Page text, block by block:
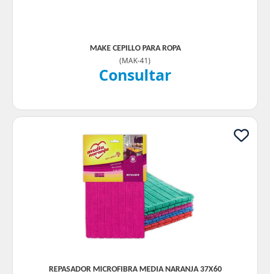
MAKE CEPILLO PARA ROPA
(MAK-41)
Consultar
REPASADOR MICROFIBRA MEDIA NARANJA 37X60